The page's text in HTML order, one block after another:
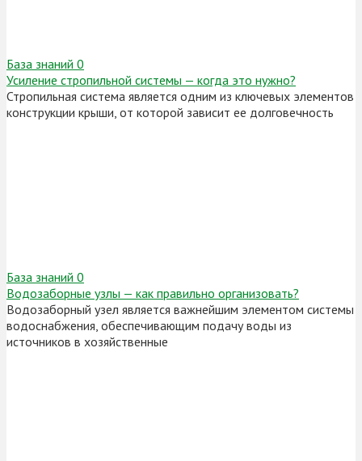
База знаний 0
Усиление стропильной системы — когда это нужно?
Стропильная система является одним из ключевых элементов
конструкции крыши, от которой зависит ее долговечность
База знаний 0
Водозаборные узлы — как правильно организовать?
Водозаборный узел является важнейшим элементом системы
водоснабжения, обеспечивающим подачу воды из
источников в хозяйственные